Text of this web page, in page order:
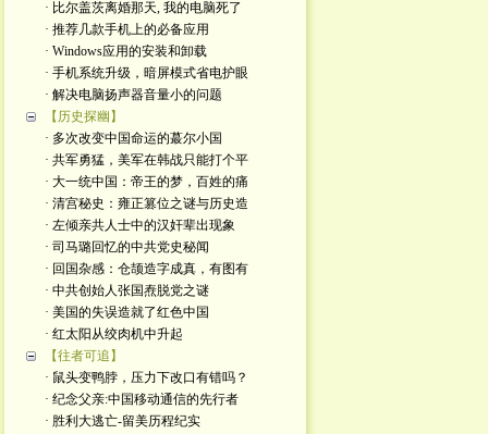
· 比尔盖茨离婚那天, 我的电脑死了
· 推荐几款手机上的必备应用
· Windows应用的安装和卸载
· 手机系统升级，暗屏模式省电护眼
· 解决电脑扬声器音量小的问题
【历史探幽】
· 多次改变中国命运的蕞尔小国
· 共军勇猛，美军在韩战只能打个平
· 大一统中国：帝王的梦，百姓的痛
· 清宫秘史：雍正篡位之谜与历史造
· 左倾亲共人士中的汉奸辈出现象
· 司马璐回忆的中共党史秘闻
· 回国杂感：仓颉造字成真，有图有
· 中共创始人张国焘脱党之谜
· 美国的失误造就了红色中国
· 红太阳从绞肉机中升起
【往者可追】
· 鼠头变鸭脖，压力下改口有错吗？
· 纪念父亲:中国移动通信的先行者
· 胜利大逃亡-留美历程纪实